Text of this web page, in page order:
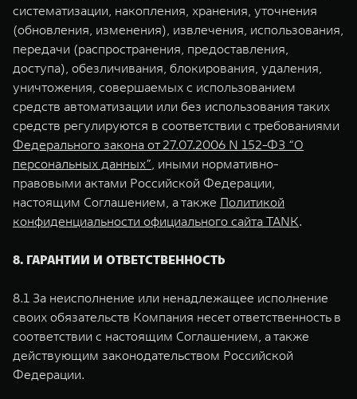
систематизации, накопления, хранения, уточнения
(обновления, изменения), извлечения, использования,
передачи (распространения, предоставления,
доступа), обезличивания, блокирования, удаления,
уничтожения, совершаемых с использованием
средств автоматизации или без использования таких
средств регулируются в соответствии с требованиями
Федерального закона от 27.07.2006 N 152-ФЗ “О
персональных данных”, иными нормативно-
правовыми актами Российской Федерации,
настоящим Соглашением, а также Политикой
конфиденциальности официального сайта TANK.
8. ГАРАНТИИ И ОТВЕТСТВЕННОСТЬ
8.1 За неисполнение или ненадлежащее исполнение
своих обязательств Компания несет ответственность в
соответствии с настоящим Соглашением, а также
действующим законодательством Российской
Федерации.